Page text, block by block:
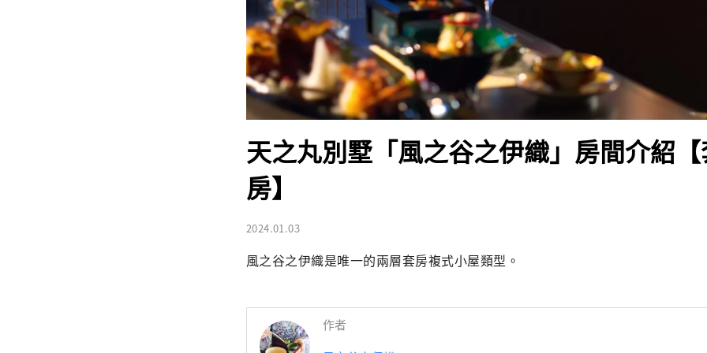
天之丸別墅「風之谷之伊織」房間介紹
房】
2024.01.03
風之谷之伊織是唯一的兩層套房複式小屋類型。
作者